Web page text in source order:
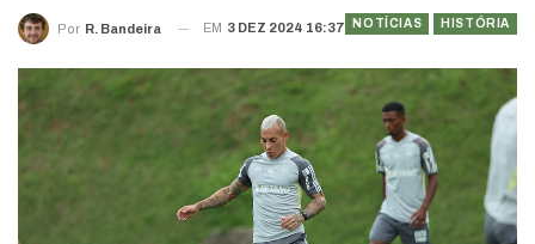
NOTÍCIAS HISTÓRIA
Por R. Bandeira EM 3 DEZ 2024 16:37